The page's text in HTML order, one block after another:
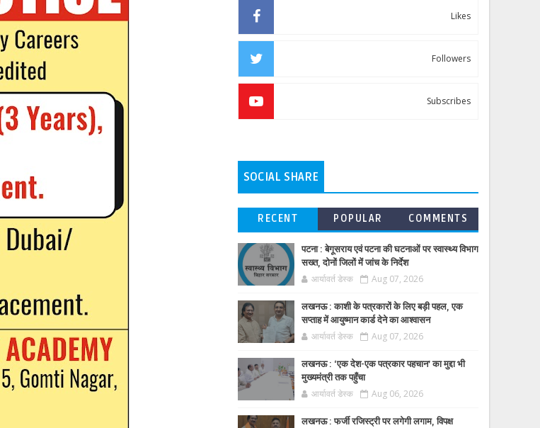
Likes
Followers
Subscribes
SOCIAL SHARE
RECENT POPULAR COMMENTS
पटना : बेगूसराय एवं पटना की घटनाओं पर स्वास्थ्य विभाग
सख्त, दोनों जिलों में जांच के निर्देश
आर्यावर्त डेस्क Aug 07, 2026
लखनऊ : काशी के पत्रकारों के लिए बड़ी पहल, एक
सप्ताह में आयुष्मान कार्ड देने का आश्वासन
आर्यावर्त डेस्क Aug 07, 2026
लखनऊ : ‘एक देश-एक पत्रकार पहचान’ का मुद्दा भी
मुख्यमंत्री तक पहुँचा
आर्यावर्त डेस्क Aug 06, 2026
लखनऊ : फर्जी रजिस्ट्री पर लगेगी लगाम, विपक्ष